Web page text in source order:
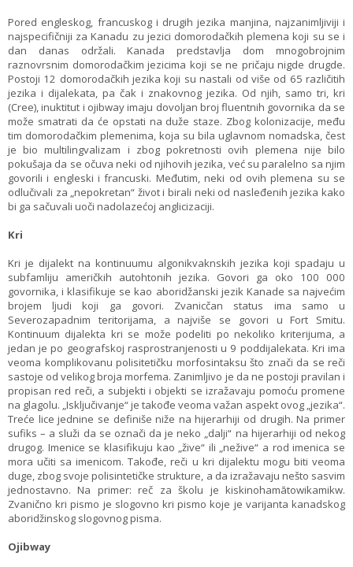
Pored engleskog, francuskog i drugih jezika manjina, najzanimljiviji i
najspecifičniji za Kanadu zu jezici domorodačkih plemena koji su se i
dan danas održali. Kanada predstavlja dom mnogobrojnim
raznovrsnim domorodačkim jezicima koji se ne pričaju nigde drugde.
Postoji 12 domorodačkih jezika koji su nastali od više od 65 različitih
jezika i dijalekata, pa čak i znakovnog jezika. Od njih, samo tri, kri
(Cree), inuktitut i ojibway imaju dovoljan broj fluentnih govornika da se
može smatrati da će opstati na duže staze. Zbog kolonizacije, među
tim domorodačkim plemenima, koja su bila uglavnom nomadska, čest
je bio multilingvalizam i zbog pokretnosti ovih plemena nije bilo
pokušaja da se očuva neki od njihovih jezika, već su paralelno sa njim
govorili i engleski i francuski. Međutim, neki od ovih plemena su se
odlučivali za „nepokretan“ život i birali neki od nasleđenih jezika kako
bi ga sačuvali uoči nadolazećoj anglicizaciji.
Kri
Kri je dijalekt na kontinuumu algonikvaknskih jezika koji spadaju u
subfamliju američkih autohtonih jezika. Govori ga oko 100 000
govornika, i klasifikuje se kao aboridžanski jezik Kanade sa najvećim
brojem ljudi koji ga govori. Zvanicčan status ima samo u
Severozapadnim teritorijama, a najviše se govori u Fort Smitu.
Kontinuum dijalekta kri se može podeliti po nekoliko kriterijuma, a
jedan je po geografskoj rasprostranjenosti u 9 poddijalekata. Kri ima
veoma komplikovanu polisitetičku morfosintaksu što znači da se reči
sastoje od velikog broja morfema. Zanimljivo je da ne postoji pravilan i
propisan red reči, a subjekti i objekti se izražavaju pomoću promene
na glagolu. „Isključivanje“ je takođe veoma važan aspekt ovog „jezika“.
Treće lice jednine se definiše niže na hijerarhiji od drugih. Na primer
sufiks – a služi da se označi da je neko „dalji“ na hijerarhiji od nekog
drugog. Imenice se klasifikuju kao „žive“ ili „nežive“ a rod imenica se
mora učiti sa imenicom. Takođe, reči u kri dijalektu mogu biti veoma
duge, zbog svoje polisintetičke strukture, a da izražavaju nešto sasvim
jednostavno. Na primer: reč za školu je kiskinohamātowikamikw.
Zvanično kri pismo je slogovno kri pismo koje je varijanta kanadskog
aboridžinskog slogovnog pisma.
Ojibway